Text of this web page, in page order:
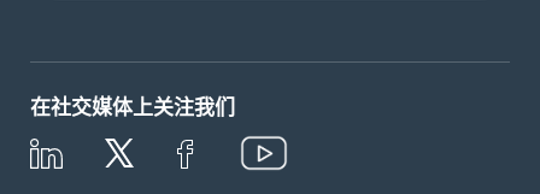
在社交媒体上关注我们